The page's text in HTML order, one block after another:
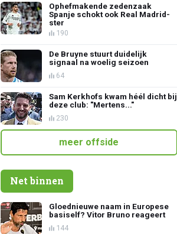
Ophefmakende zedenzaak
Spanje schokt ook Real Madrid-
ster
190
De Bruyne stuurt duidelijk
signaal na woelig seizoen
64
Sam Kerkhofs kwam héél dicht bij
deze club: "Mertens..."
230
meer offside
Net binnen
Gloednieuwe naam in Europese
basiself? Vitor Bruno reageert
144